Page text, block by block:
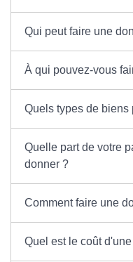
Qui peut faire une
À qui pouvez-vous
Quels types de
Quelle part de votre
donner ?
Comment faire une
Quel est le coût